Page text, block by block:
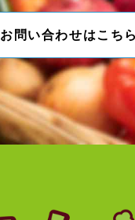
お問い合わせはこちら